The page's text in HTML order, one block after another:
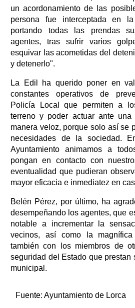
un acordonamiento de las
persona fue interceptada en
portando todas las prendas
agentes, tras sufrir varios
esquivar las acometidas del
y detenerlo".
La Edil ha querido poner en
constantes operativos de
Policía Local que permiten a
terreno y poder actuar ante
manera veloz, porque solo así se
necesidades de la sociedad.
Ayuntamiento animamos a
pongan en contacto con
eventualidad que pudieran
mayor eficacia e inmediatez en
Belén Pérez, por último, ha
desempeñando los agentes, que
notable a incrementar la
vecinos, así como la
también con los miembros de
seguridad del Estado que prestan
municipal.
Fuente: Ayuntamiento de Lorca